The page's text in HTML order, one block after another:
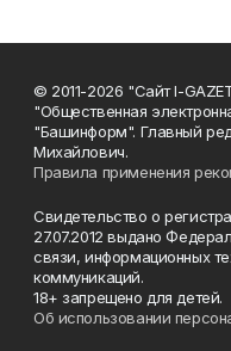
© 2011-2026 "Сайт I-
"Общественная
"Башинформ". Главный
Михайлович.
Правила применения
Свидетельство о
27.07.2012 выдано
связи, информационных
коммуникаций.
18+ запрещено для детей.
Об использовании